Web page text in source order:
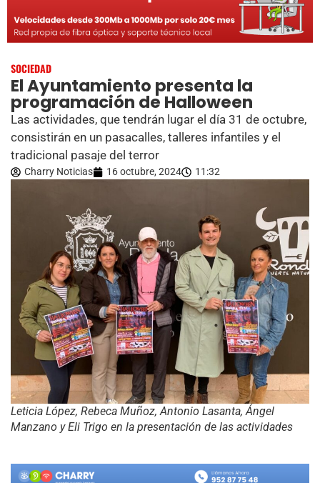
SOCIEDAD
El Ayuntamiento presenta la
programación de Halloween
Las actividades, que tendrán lugar el día 31 de octubre,
consistirán en un pasacalles, talleres infantiles y el
tradicional pasaje del terror
Charry Noticias 16 octubre, 2024 11:32
Leticia López, Rebeca Muñoz, Antonio Lasanta, Ángel
Manzano y Eli Trigo en la presentación de las actividades